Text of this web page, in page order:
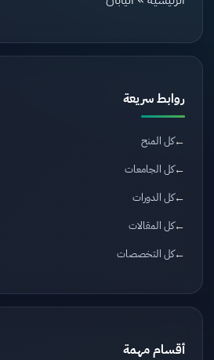
روابط سريعة
كل المنح
كل الجامعات
كل الدورات
كل المقالات
كل التخصصات
أقسام مهمة